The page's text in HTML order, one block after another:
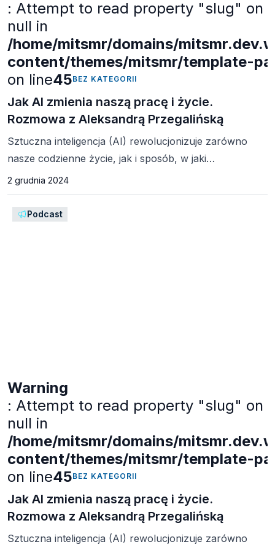
: Attempt to read property "slug" on
null in
/home/mitsmr/domains/
content/themes/mitsmr/template-
on line45BEZ KATEGORII
Jak AI zmienia naszą pracę i życie.
Rozmowa z Aleksandrą Przegalińską
Sztuczna inteligencja (AI) rewolucjonizuje zarówno
nasze codzienne życie, jak i sposób, w jaki
funkcjonujemy świecie w biznesu. Aleksandra
Przegalińska, jedna z czołowych badaczek AI
w Polsce, przedstawia najważniejsze wyzwania
2 grudnia 2024
Podcast
Warning
: Attempt to read property "slug" on
null in
/home/mitsmr/domains/
content/themes/mitsmr/template-
on line45BEZ KATEGORII
Jak AI zmienia naszą pracę i życie.
Rozmowa z Aleksandrą Przegalińską
Sztuczna inteligencja (AI) rewolucjonizuje zarówno